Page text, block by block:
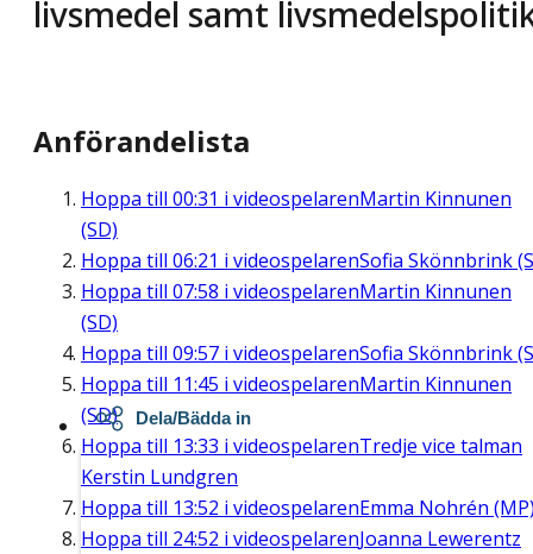
livsmedel samt
Anförandelista
Hoppa till 00:31 i videospelarenMartin Kinnunen
(SD)
Hoppa till 06:21 i videospelarenSofia Skönnbrink
Hoppa till 07:58 i videospelarenMartin Kinnunen
(SD)
Hoppa till 09:57 i videospelarenSofia Skönnbrink
Hoppa till 11:45 i videospelarenMartin Kinnunen
(SD)
Hoppa till 13:33 i videospelarenTredje vice talman
Kerstin Lundgren
Hoppa till 13:52 i videospelarenEmma Nohrén
Hoppa till 24:52 i videospelarenJoanna Lewerentz
Dela/Bädda in